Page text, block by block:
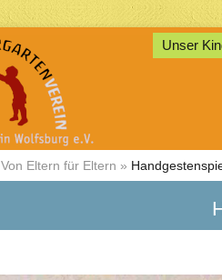
Unser
Von Eltern für Eltern »